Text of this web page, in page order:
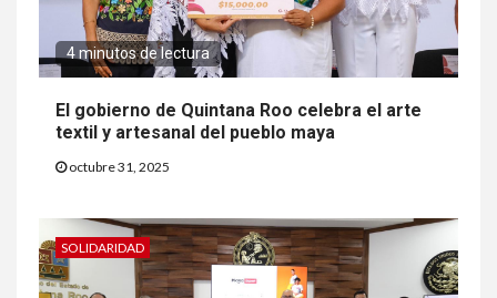
4 minutos de lectura
El gobierno de Quintana Roo celebra el arte
textil y artesanal del pueblo maya
octubre 31, 2025
SOLIDARIDAD